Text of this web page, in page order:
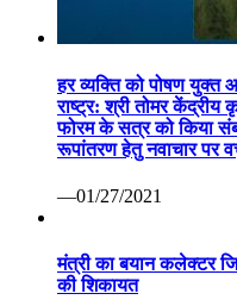
हर व्यक्ति को पोषण युक्त
राष्ट्र: श्री तोमर केंद्रीय
फोरम के सत्र को किया
रूपांतरण हेतु नवाचार पर
—01/27/2021
मंत्री का बयान कलेक्टर
की शिकायत